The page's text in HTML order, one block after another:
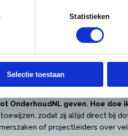
Statistieken
Selectie toestaan
kunt instellen zoals
onze site.
OnderhoudNL geven. Hoe doe
zodat zij altijd direct bij
of projectleiders over